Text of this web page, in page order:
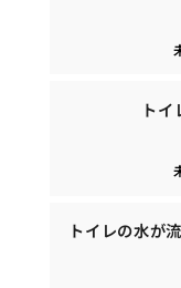
ト
トイレの水が